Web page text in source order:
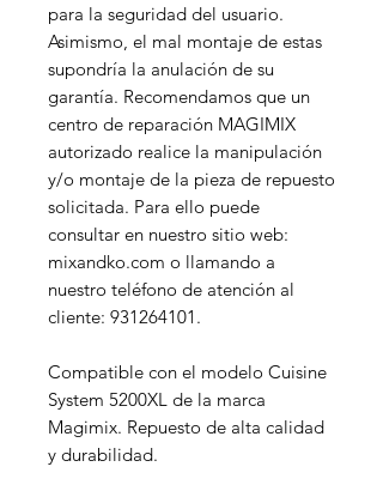
para la seguridad del usuario.
Asimismo, el mal montaje de estas
supondría la anulación de su
garantía. Recomendamos que un
centro de reparación MAGIMIX
autorizado realice la manipulación
y/o montaje de la pieza de repuesto
solicitada. Para ello puede
consultar en nuestro sitio web:
mixandko.com o llamando a
nuestro teléfono de atención al
cliente: 931264101.
Compatible con el modelo Cuisine
System 5200XL de la marca
Magimix. Repuesto de alta calidad
y durabilidad.